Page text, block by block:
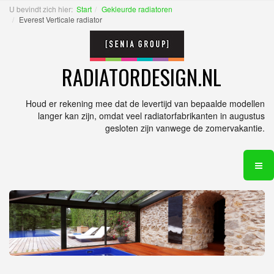
U bevindt zich hier: Start
Gekleurde radiatoren
Everest Verticale radiator
RADIATORDESIGN.NL
Houd er rekening mee dat de levertijd van bepaalde modellen
langer kan zijn, omdat veel radiatorfabrikanten in augustus
gesloten zijn vanwege de zomervakantie.